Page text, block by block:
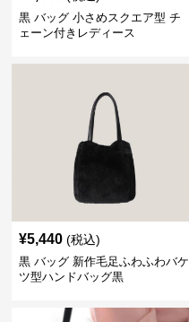
黒 バッグ 小さめスクエア型 チ
ェーン付きレディース
¥5,440 (税込)
黒 バッグ 新作毛足ふわふわバケ
ツ型ハンドバッグ黒